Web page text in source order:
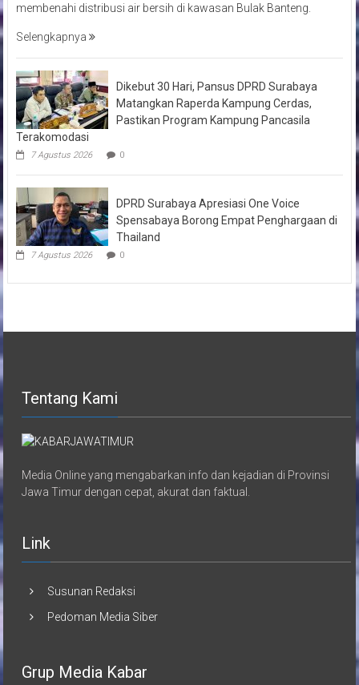
membenahi distribusi air bersih di kawasan Bulak Banteng.
Selengkapnya
Dikebut 30 Hari, Pansus DPRD Surabaya
Matangkan Raperda Kampung Cerdas,
Pastikan Program Kampung Pancasila
Terakomodasi
7 Agustus 2026 0
DPRD Surabaya Apresiasi One Voice
Spensabaya Borong Empat Penghargaan di
Thailand
7 Agustus 2026 0
Tentang Kami
Media Online yang mengabarkan info dan kejadian di Provinsi
Jawa Timur dengan cepat, akurat dan faktual.
Link
Susunan Redaksi
Pedoman Media Siber
Grup Media Kabar